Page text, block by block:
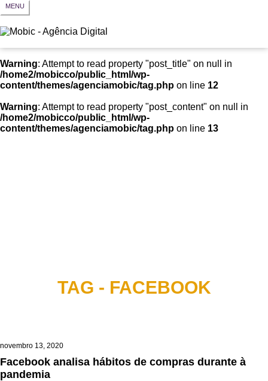
MENU
Warning: Attempt to read property "post_title" on null in
/home2/mobicco/public_html/wp-
content/themes/agenciamobic/tag.php on line 12
Warning: Attempt to read property "post_content" on null in
/home2/mobicco/public_html/wp-
content/themes/agenciamobic/tag.php on line 13
TAG - FACEBOOK
novembro 13, 2020
Facebook analisa hábitos de compras durante à
pandemia